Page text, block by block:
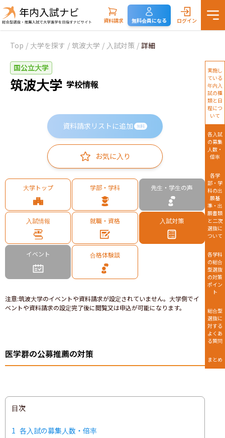
資料請求 無料会員になる ログイン
Top / 大学を探す / 筑波大学 / 入試対策 / 詳細
国公立大学
筑波大学 学校情報
資料請求リストに追加 無料
お気に入り
大学トップ 学部・学科 先生・学生の声
入試情報 就職・資格 入試対策
イベント 合格体験談
注意:筑波大学のイベントや資料請求が設定されていません。大学側でイ
ベントや資料請求の設定完了後に閲覧又は申込が可能になります。
医学群の公募推薦の対策
目次
1 各入試の募集人数・倍率
実施し
ている
年内入
試の種
類と日
程につ
いて
各入試
の募集
人数・
倍率
各学
部・学
科の出
願基
準・出
願書類
と二次
選抜に
ついて
各学科
の総合
型選抜
の対策
ポイン
ト
総合型
選抜に
対する
よくあ
る質問
まとめ